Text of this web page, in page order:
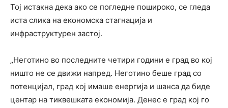
Тој истакна дека ако се погледне пошироко, се гледа
иста слика на економска стагнација и
инфраструктурен застој.
„Неготино во последните четири години е град во кој
ништо не се движи напред. Неготино беше град со
потенцијал, град кој имаше енергија и шанса да биде
центар на тиквешката економија. Денес е град кој го